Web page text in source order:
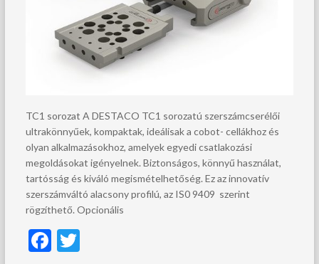
TC1 sorozat A DESTACO TC1 sorozatú szerszámcserélői
ultrakönnyűek, kompaktak, ideálisak a cobot- cellákhoz és
olyan alkalmazásokhoz, amelyek egyedi csatlakozási
megoldásokat igényelnek. Biztonságos, könnyű használat,
tartósság és kiváló megismételhetőség. Ez az innovatív
szerszámváltó alacsony profilú, az IS0 9409 szerint
rögzíthető. Opcionális
F T